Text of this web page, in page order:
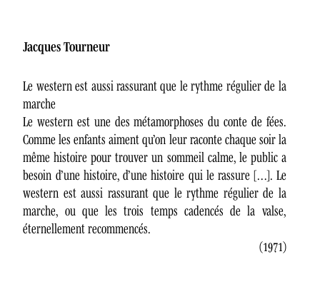
Jacques Tourneur
Le western est aussi rassurant que le rythme régulier de la
marche
Le western est une des métamorphoses du conte de fées.
Comme les enfants aiment qu’on leur raconte chaque soir la
même histoire pour trouver un sommeil calme, le public a
besoin d’une histoire, d’une histoire qui le rassure […]. Le
western est aussi rassurant que le rythme régulier de la
marche, ou que les trois temps cadencés de la valse,
éternellement recommencés.
(1971)